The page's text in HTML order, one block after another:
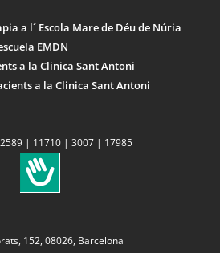
a l´ Escola Mare de Déu de Núria
EMDN
a la Clinica Sant Antoni
a la Clinica Sant Antoni
| 11710 | 3007 | 17985
152, 08026, Barcelona